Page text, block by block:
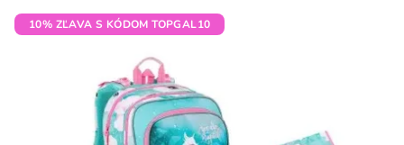
10% ZĽAVA S KÓDOM TOPGAL10